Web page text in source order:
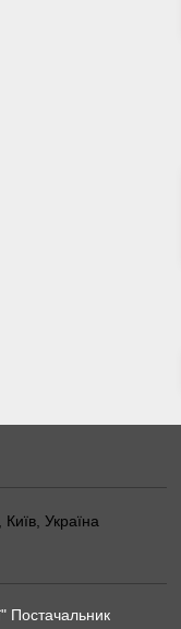
Україна
Постачальник